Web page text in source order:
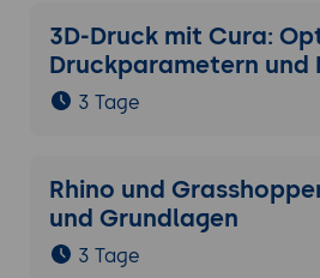
3D-Druck mit Cura:
Druckparametern und
3 Tage
Rhino und
und Grundlagen
3 Tage